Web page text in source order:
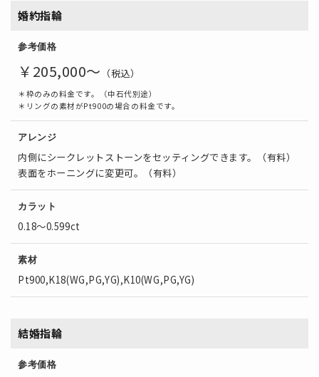
婚約指輪
参考価格
￥205,000～ （税込）
＊枠のみの料金です。（中石代別途）
＊リングの素材がPt900の場合の料金です。
アレンジ
内側にシークレットストーンをセッティングできます。（有料）
表面をホーニングに変更可。（有料）
カラット
0.18～0.599ct
素材
Pt900,K18(WG,PG,YG),K10(WG,PG,YG)
結婚指輪
参考価格